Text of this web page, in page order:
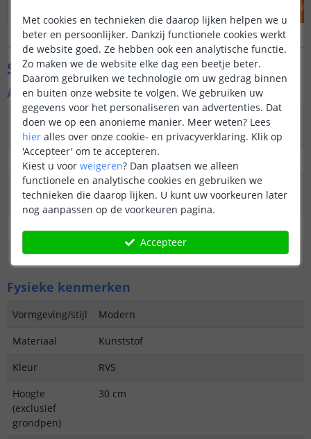
IN
Specificaties
Algemene kenmerken
Type
buitenverlichting
Priklamp
Functie
Decoratief
Aantal lampen in
set
2
IP waarde
IP44 (Geschikt voor buiten)
Garantie
2 jaar
Fysieke kenmerken
Vormgeving/stijl
Modern
Materiaal
Kunststof
Kleur
RVS
Hoogte
(exclusief
grondpen)
30 cm
Met cookies en technieken die daarop lijken helpen we u
beter en persoonlijker. Dankzij functionele cookies werkt
de website goed. Ze hebben ook een analytische functie.
Zo maken we de website elke dag een beetje beter.
Daarom gebruiken we technologie om uw gedrag binnen
en buiten onze website te volgen. We gebruiken uw
gegevens voor het personaliseren van advertenties. Dat
doen we op een anonieme manier. Meer weten? Lees
hier alles over onze cookie- en privacyverklaring. Klik op
'Accepteer' om te accepteren.
Kiest u voor weigeren? Dan plaatsen we alleen
functionele en analytische cookies en gebruiken we
technieken die daarop lijken. U kunt uw voorkeuren later
nog aanpassen op de voorkeuren pagina.
Accepteer